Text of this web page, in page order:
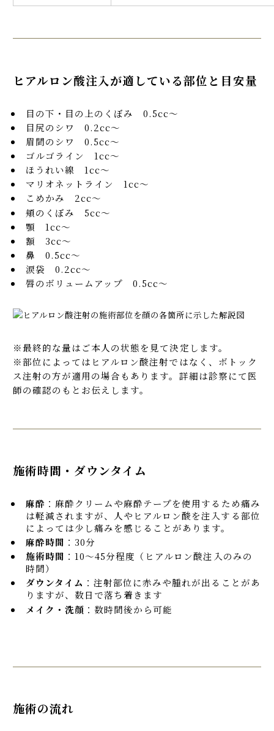
ヒアルロン酸注入が適している部位と目安量
目の下・目の上のくぼみ 0.5cc～
目尻のシワ 0.2cc～
眉間のシワ 0.5cc～
ゴルゴライン 1cc～
ほうれい線 1cc～
マリオネットライン 1cc～
こめかみ 2cc～
頬のくぼみ 5cc～
顎 1cc～
額 3cc～
鼻 0.5cc～
涙袋 0.2cc～
唇のボリュームアップ 0.5cc～
※最終的な量はご本人の状態を見て決定します。
※部位によってはヒアルロン酸注射ではなく、ボトック
ス注射の方が適用の場合もあります。詳細は診察にて医
師の確認のもとお伝えします。
施術時間・ダウンタイム
麻酔 ：麻酔クリームや麻酔テープを使用するため痛み
は軽減されますが、人やヒアルロン酸を注入する部位
によっては少し痛みを感じることがあります。
麻酔時間 ：30分
施術時間 ：10～45分程度（ヒアルロン酸注入のみの
時間）
ダウンタイム ：注射部位に赤みや腫れが出ることがあ
りますが、数日で落ち着きます
メイク・洗顔 ：数時間後から可能
施術の流れ